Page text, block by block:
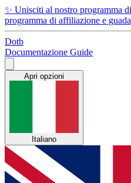
✨ Unisciti al nostro programma
programma di affiliazione e
Dotb
Documentazione Guide
Apri opzioni
Italiano